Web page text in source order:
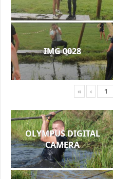
IMG 0028
« ‹
OLYMPUS DIGITAL
CAMERA